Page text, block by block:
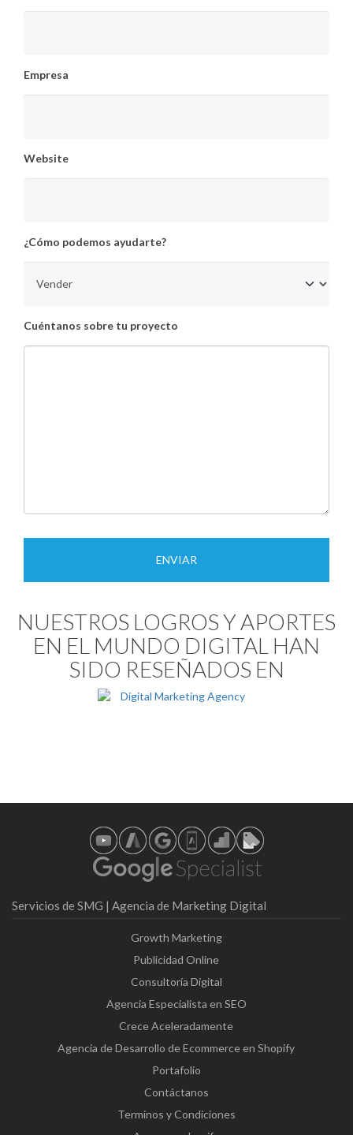
Empresa
Website
¿Cómo podemos ayudarte?
Cuéntanos sobre tu proyecto
NUESTROS LOGROS Y APORTES
EN EL MUNDO DIGITAL HAN
SIDO RESEÑADOS EN
Servicios de SMG | Agencia de Marketing Digital
Growth Marketing
Publicidad Online
Consultoría Digital
Agencia Especialista en SEO
Crece Aceleradamente
Agencia de Desarrollo de Ecommerce en Shopify
Portafolio
Contáctanos
Terminos y Condiciones